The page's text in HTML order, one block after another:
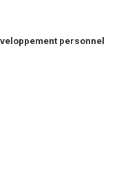
personnel